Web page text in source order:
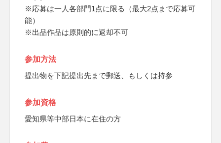
※応募は一人各部門1点に限る（最大2点まで応募可
能）
※出品作品は原則的に返却不可
参加方法
提出物を下記提出先まで郵送、もしくは持参
参加資格
愛知県等中部日本に在住の方